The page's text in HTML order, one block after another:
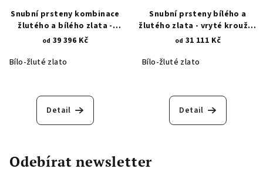
Snubní prsteny kombinace
žlutého a bílého zlata -
geometrické květiny 1337
od 39 396 Kč
Bílo-žluté zlato
Detail
Snubní prsteny bílého a
žlutého zlata - vryté kroužky
1356
od 31 111 Kč
Bílo-žluté zlato
Detail
Odebírat newsletter